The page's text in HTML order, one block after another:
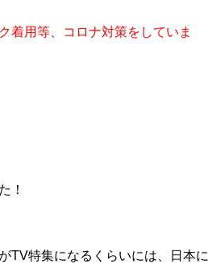
着用等、コロナ対策をしていま
！
TV特集になるくらいには、日本に